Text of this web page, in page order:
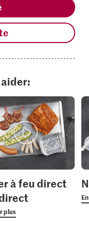
à feu direct
plus